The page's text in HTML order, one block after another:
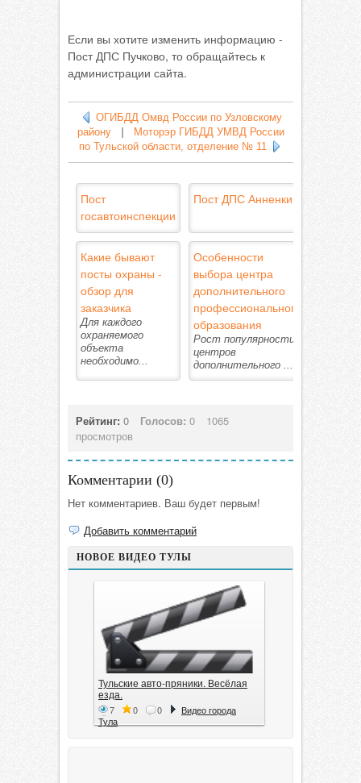
Если вы хотите изменить информацию -
Пост ДПС Пучково, то обращайтесь к
администрации сайта.
ОГИБДД Омвд России по Узловскому
району|
Моторэр ГИБДД УМВД России
по Тульской области, отделение № 11
Пост
госавтоинспекции
Пост ДПС Анненки
Какие бывают
посты охраны -
обзор для
заказчика
Для каждого
охраняемого
объекта
необходимо...
Особенности
выбора центра
дополнительного
профессионального
образования
Рост популярности
центров
дополнительного ...
Рейтинг: 0 Голосов: 0
1065
просмотров
Комментарии (0)
Нет комментариев. Ваш будет первым!
Добавить комментарий
НОВОЕ ВИДЕО ТУЛЫ
Тульские авто-пряники. Весёлая
езда.
7 0 0
Видео города
Тула